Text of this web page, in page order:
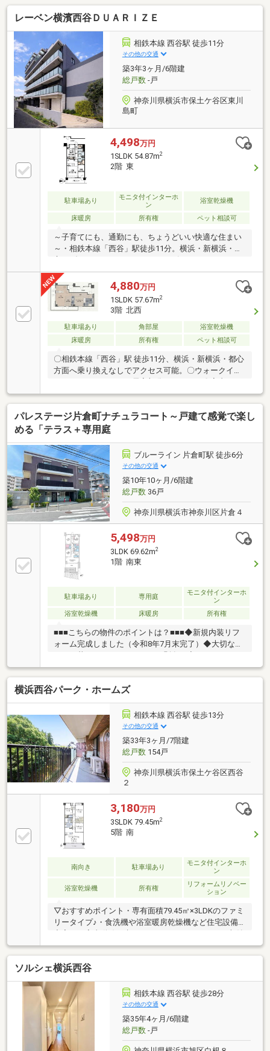
浄水利用可能◎・南西向きテラス×専用庭で快適生
活！ 戸建感覚でお住まい頂けます！・小学校・幼稚
園まで徒歩2～3分で通学・送迎が安心♪▽アクセス
「新横浜」駅へも平坦な道のりで、徒歩や自転車での
アプローチもスムーズです！利便性の高い新横浜エリ
アも生活圏に収められます◎リストはお住まい探しの
お悩み、ご不安をサポート物件の詳細は【0120-880-
492(通話無料)】まで
レーベン横濱西谷ＤＵＡＲＩＺＥ
相鉄本線 西谷駅 徒歩11分
その他の交通
築3年3ヶ月/6階建
総戸数-戸
神奈川県横浜市保土ケ谷区東川
島町
4,498万円
1SLDK 54.87m2
2階 東
駐車場あり
モニタ付インターホ
ン
浴室乾燥機
床暖房 所有権 ペット相談可
～子育てにも、通勤にも、ちょうどいい快適な住まい
～・相鉄本線「西谷」駅徒歩11分。横浜・新横浜・都
＆ウォークインクローゼット付きで収納充実・室内は
丁寧に使用されており、コンディション良好・宅配ボ
ックスや24時間ゴミ出し可能等充実設備・徒歩圏にス
ーパー多数暮らしやすさと利便性を兼ね備えた、バラ
門・なんぼや不動産】まずは資料から→オレンジの
【資料請求する】ボタンから！気軽に予約→赤の【見
ル：0120-963-221（年中無休）
4,880万円
1SLDK 57.67m2
3階 北西
駐車場あり 角部屋
浴室乾燥機
床暖房
所有権 ペット相談可
〇相鉄本線「西谷」駅 徒歩11分、横浜・新横浜・都心
方面へ乗り換えなしでアクセス可能。〇ウォークイン
寧に利用されておりますので内装状況は良好！〇スー
パー・コンビニ等も徒歩圏内！◎
パレステージ片倉町ナチュラコート～戸建て感覚で楽し
める「テラス＋専用庭
ブルーライン 片倉町駅 徒歩6分
その他の交通
築10年10ヶ月/6階建
総戸数36戸
神奈川県横浜市神奈川区片倉４
5,498万円
3LDK 69.62m2
1階 南東
駐車場あり 専用庭
モニタ付インターホ
ン
浴室乾燥機
床暖房 所有権
■■■こちらの物件のポイントは？■■■◆新規内装リフ
ォーム完成しました（令和8年7月末完了）◆大切なペ
スを経由して専用庭へ繋がる1階ならではの間取り。
室内と屋外が一体となった開放的な暮らしをお楽しみ
いただけます。◆6.5帖の洋室にはWICを隣接配置。荷
物の多いご家庭でも収納に困りません◆南東向きで日
当たり良好なLDK。リビングには床暖房が完備されて
おり足元からあたたかく快適に過ごせます◆ブルーラ
イン「片倉町」駅徒歩6分の立地。横浜や新横浜への
アクセスも良好です◆キッチンはリビングダイニング
に面したカウンター付きレイアウトです
横浜西谷パーク・ホームズ
相鉄本線 西谷駅 徒歩13分
その他の交通
築33年3ヶ月/7階建
総戸数154戸
神奈川県横浜市保土ケ谷区西谷
２
3,180万円
3SLDK 79.45m2
5階 南
南向き 駐車場あり
モニタ付インターホ
ン
浴室乾燥機 所有権
リフォームリノベー
ション
▽おすすめポイント・専有面積79.45㎡×3LDKのファミ
リータイプ♪・食洗機や浴室暖房乾燥機など住宅設備
豊富！嬉しいWIC、納戸付き！▽室内フルリフォーム
履歴有り！(令和6年1月)水回り一新、給湯器交換、全
クロス貼替、全室絨毯張替建具交換、フロアタイル張
替 他多数▽アクセス相鉄本線「西谷」駅 徒歩13分相
鉄新横浜線「羽沢横浜国大」駅 徒歩18分「スーモを見
て」とお問い合わせいただくと、スムーズにご案内で
きます！資料請求・物件のお問い合わせは、0120-880-
258(通話無料)までお気軽にどうぞ。
ソルシェ横浜西谷
相鉄本線 西谷駅 徒歩28分
その他の交通
築35年4ヶ月/6階建
総戸数-戸